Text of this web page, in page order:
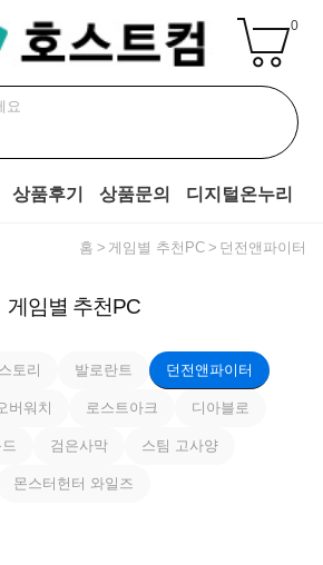
0
상품후기 상품문의 디지털온누리
홈 게임별 추천PC 던전앤파이터
게임별 추천PC
토리 발로란트 던전앤파이터
버워치 로스트아크 디아블로
검은사막 스팀 고사양
몬스터헌터 와일즈